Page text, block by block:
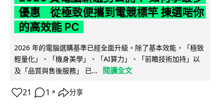
優惠 從極致便攜到電競標竿 揀選啱你
的高效能 PC
2026 年的電腦選購基準已經全面升級。除了基本效能，「極致
輕量化」、「機身美學」、「AI算力」、「前瞻技術加持」以
及「品質與售後服務」 已...
閱讀全文
21 1 ↗ 分享